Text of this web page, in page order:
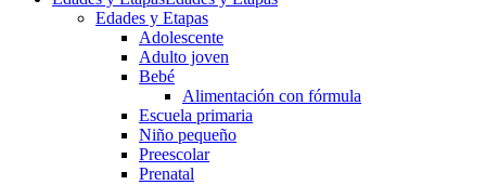
Edades y Etapas
Adolescente
Adulto joven
Bebé
Alimentación con fórmula
Escuela primaria
Niño pequeño
Preescolar
Prenatal